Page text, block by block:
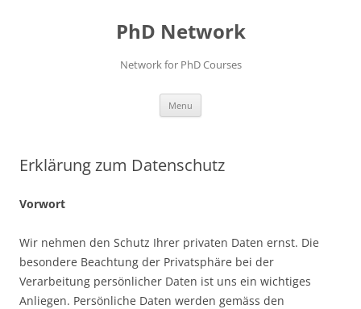
PhD Network
Network for PhD Courses
Menu
Erklärung zum Datenschutz
Vorwort
Wir nehmen den Schutz Ihrer privaten Daten ernst. Die
besondere Beachtung der Privatsphäre bei der
Verarbeitung persönlicher Daten ist uns ein wichtiges
Anliegen. Persönliche Daten werden gemäss den